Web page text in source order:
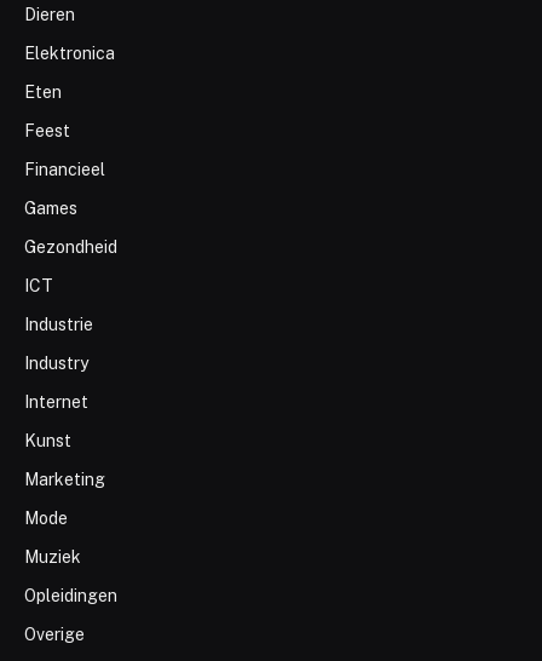
Dieren
Elektronica
Eten
Feest
Financieel
Games
Gezondheid
ICT
Industrie
Industry
Internet
Kunst
Marketing
Mode
Muziek
Opleidingen
Overige